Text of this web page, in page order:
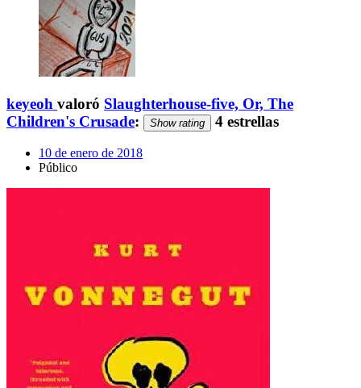
keyeoh valoró Slaughterhouse-five, Or, The
Children's Crusade: Show rating 4 estrellas
10 de enero de 2018
Público